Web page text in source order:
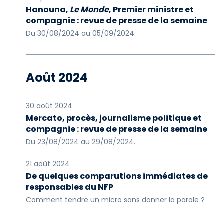
Hanouna, Le Monde, Premier ministre et
compagnie : revue de presse de la semaine
Du 30/08/2024 au 05/09/2024.
Août 2024
30 août 2024
Mercato, procès, journalisme politique et
compagnie : revue de presse de la semaine
Du 23/08/2024 au 29/08/2024.
21 août 2024
De quelques comparutions immédiates de
responsables du NFP
Comment tendre un micro sans donner la parole ?